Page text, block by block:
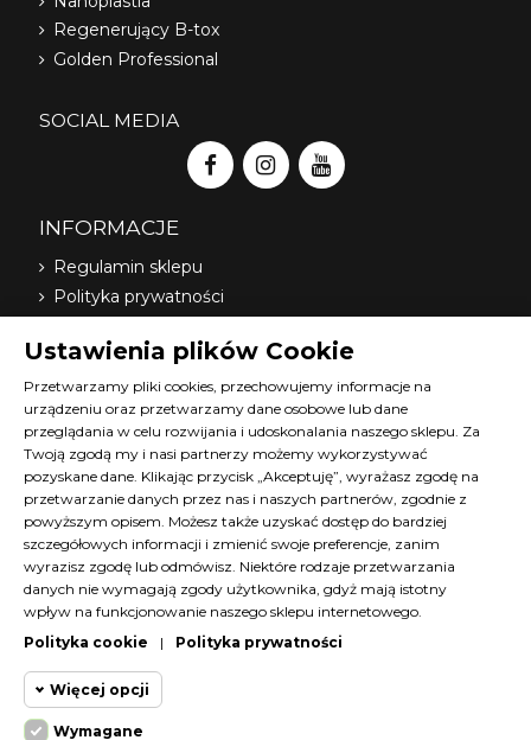
Regenerujący B-tox
Golden Professional
SOCIAL MEDIA
INFORMACJE
Regulamin sklepu
Polityka prywatności
Nasi dystrybutorzy
O nas
FAQ
Terminy szkoleń Diana
Materiały do pobrania
Kontakt z nami
Program lojalnościowy
KONTAKT
Ustawienia plików Cookie
Przetwarzamy pliki cookies, przechowujemy informacje na
urządzeniu oraz przetwarzamy dane osobowe lub dane
przeglądania w celu rozwijania i udoskonalania naszego sklepu. Za
Twoją zgodą my i nasi partnerzy możemy wykorzystywać
pozyskane dane. Klikając przycisk „Akceptuję”, wyrażasz zgodę na
przetwarzanie danych przez nas i naszych partnerów, zgodnie z
powyższym opisem. Możesz także uzyskać dostęp do bardziej
szczegółowych informacji i zmienić swoje preferencje, zanim
wyrazisz zgodę lub odmówisz. Niektóre rodzaje przetwarzania
danych nie wymagają zgody użytkownika, gdyż mają istotny
wpływ na funkcjonowanie naszego sklepu internetowego.
Polityka cookie
| Polityka prywatności
Więcej opcji
Wymagane